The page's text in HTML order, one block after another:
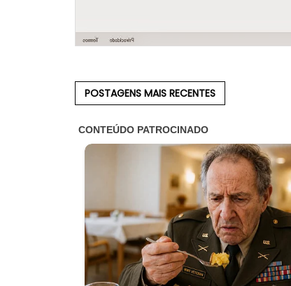
POSTAGENS MAIS RECENTES